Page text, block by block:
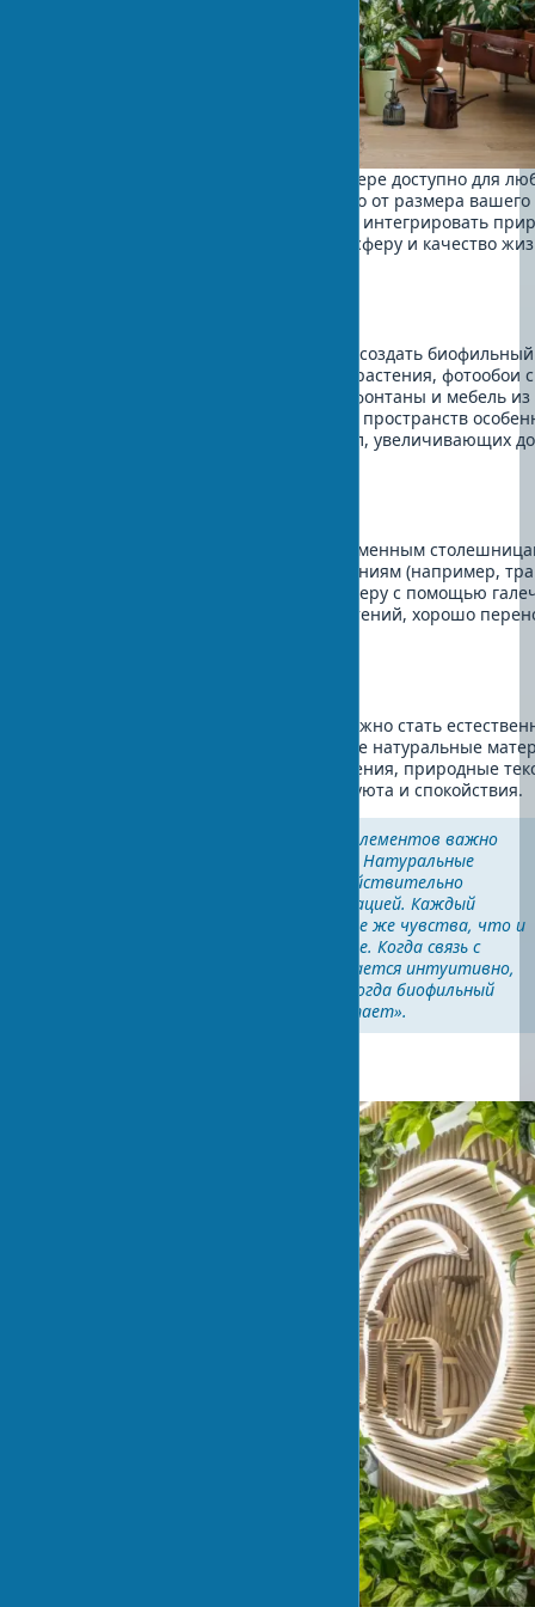
Создание связи с природой в интерьере доступно для
пространства и бюджета. Независимо от размера вашего
жилища, всегда существуют способы интегрировать
элементы, которые преобразят атмосферу и качество
Даже в небольших квартирах можно создать
квартиры. Используйте компактные растения, фотообои с
природными мотивами, небольшие фонтаны и мебель из
натурального дерева. Для маленьких пространств
важно грамотное размещение зеркал, увеличивающих
На кухне отдавайте предпочтение каменным
деревянным фасадам и живым растениям (например,
ванной комнате создайте спа-атмосферу с помощью
пола, деревянных аксессуаров и растений, хорошо
В этих помещениях приоритетом должно стать
освещение в дизайне и качественные натуральные
для отделки и мебели. Крупные растения, природные
теплые оттенки создадут атмосферу уюта и спокойствия.
«При внедрении биофильных элементов важно
помнить об аутентичности. Натуральные
материалы должны быть действительно
натуральными, а не их имитацией. Каждый
элемент должен вызывать те же чувства, что и
нахождение в природной среде. Когда связь с
природой в интерьере ощущается интуитивно,
без нарочитых указаний — тогда биофильный
дизайн по-настоящему работает».